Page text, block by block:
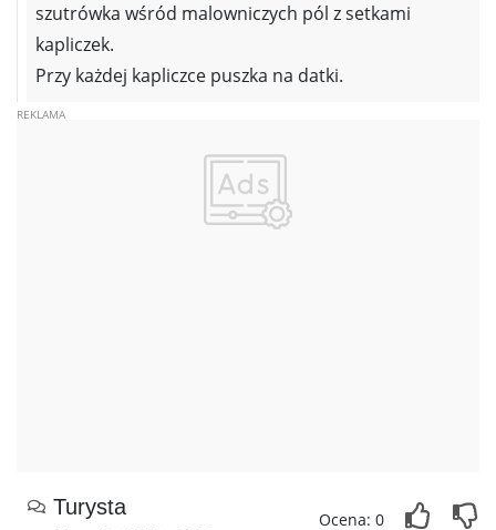
szutrówka wśród malowniczych pól z setkami
kapliczek.
Przy każdej kapliczce puszka na datki.
Turysta
Ocena: 0